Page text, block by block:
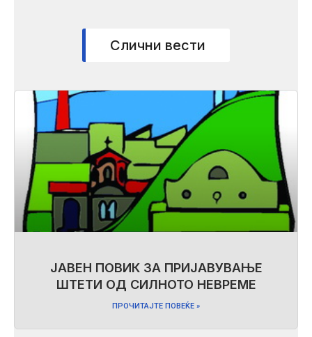
Слични вести
ЈАВЕН ПОВИК ЗА ПРИЈАВУВАЊЕ
ШТЕТИ ОД СИЛНОТО НЕВРЕМЕ
ПРОЧИТАЈТЕ ПОВЕЌЕ »